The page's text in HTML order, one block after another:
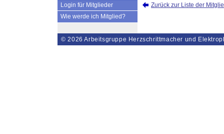
Login für Mitglieder
Wie werde ich Mitglied?
Zurück zur Liste der
© 2026 Arbeitsgruppe Herzschrittmacher und